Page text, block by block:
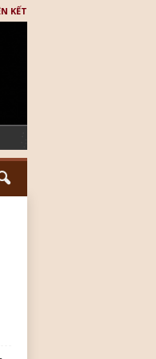
KẾT